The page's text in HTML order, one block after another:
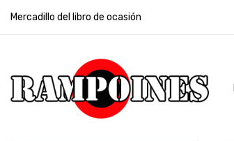
Mercadillo del libro de ocasión